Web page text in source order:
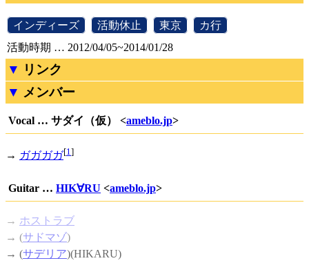
インディーズ 活動休止 東京 カ行
活動時期 … 2012/04/05~2014/01/28
リンク
メンバー
Vocal … サダイ（仮） <ameblo.jp>
→ ガガガガ[1]
Guitar … HIK∀RU <ameblo.jp>
→ ホストラブ
→ (サドマゾ)
→ (サデリア)(HIKARU)